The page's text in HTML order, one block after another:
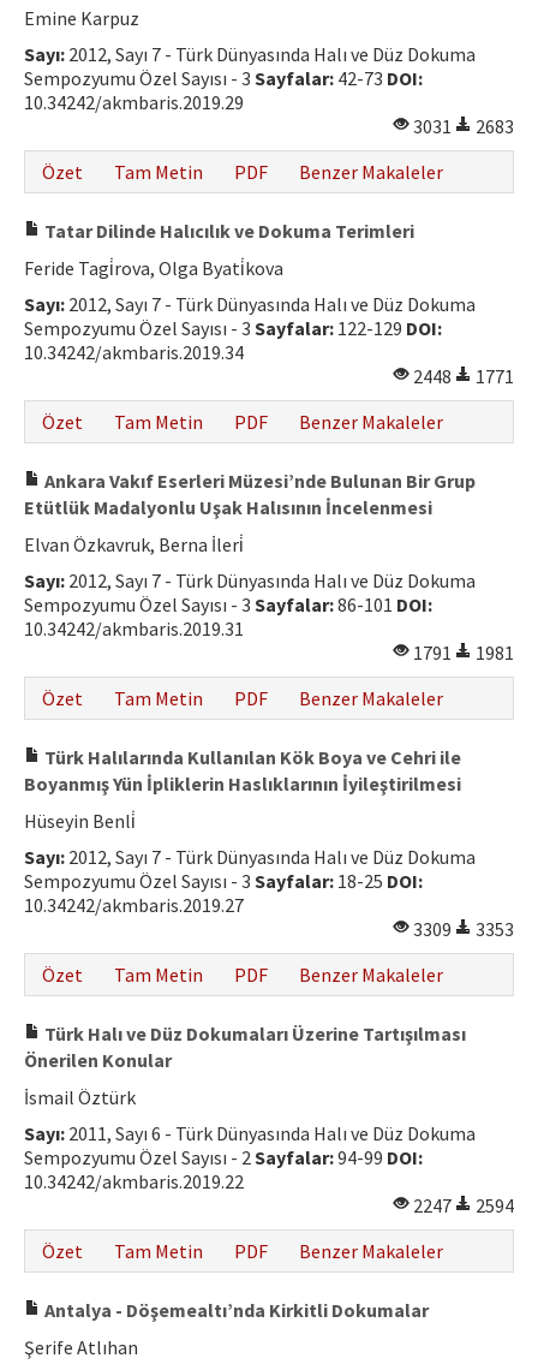
Emine Karpuz
Sayı: 2012, Sayı 7 - Türk Dünyasında Halı ve Düz Dokuma
Sempozyumu Özel Sayısı - 3 Sayfalar: 42-73 DOI:
10.34242/akmbaris.2019.29
3031
2683
Özet
Tam Metin PDF Benzer Makaleler
Tatar Dilinde Halıcılık ve Dokuma Terimleri
Feride Tagi̇rova, Olga Byati̇kova
Sayı: 2012, Sayı 7 - Türk Dünyasında Halı ve Düz Dokuma
Sempozyumu Özel Sayısı - 3 Sayfalar: 122-129 DOI:
10.34242/akmbaris.2019.34
2448
1771
Özet
Tam Metin PDF Benzer Makaleler
Ankara Vakıf Eserleri Müzesi’nde Bulunan Bir Grup
Etütlük Madalyonlu Uşak Halısının İncelenmesi
Elvan Özkavruk, Berna İleri̇
Sayı: 2012, Sayı 7 - Türk Dünyasında Halı ve Düz Dokuma
Sempozyumu Özel Sayısı - 3 Sayfalar:86-101 DOI:
10.34242/akmbaris.2019.31
1791
1981
Özet
Tam Metin PDF Benzer Makaleler
Türk Halılarında Kullanılan Kök Boya ve Cehri ile
Boyanmış Yün İpliklerin Haslıklarının İyileştirilmesi
Hüseyin Benli̇
Sayı: 2012, Sayı 7 - Türk Dünyasında Halı ve Düz Dokuma
Sempozyumu Özel Sayısı - 3 Sayfalar: 18-25 DOI:
10.34242/akmbaris.2019.27
3309
3353
Özet
Tam Metin PDF Benzer Makaleler
Türk Halı ve Düz Dokumaları Üzerine Tartışılması
Önerilen Konular
İsmail Öztürk
Sayı: 2011, Sayı 6 - Türk Dünyasında Halı ve Düz Dokuma
Sempozyumu Özel Sayısı - 2Sayfalar:94-99 DOI:
10.34242/akmbaris.2019.22
2247
2594
Özet
Tam Metin PDF Benzer Makaleler
Antalya - Döşemealtı’nda Kirkitli Dokumalar
Şerife Atlıhan